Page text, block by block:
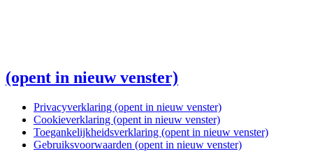
(opent in nieuw venster)
Privacyverklaring (opent in nieuw venster)
Cookieverklaring (opent in nieuw venster)
Toegankelijkheidsverklaring (opent in nieuw venster)
Gebruiksvoorwaarden (opent in nieuw venster)